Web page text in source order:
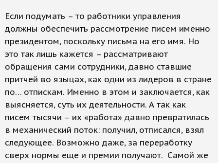
Если подумать – то работники управления
должны обеспечить рассмотрение писем именно
президентом, поскольку письма на его имя. Но
это так лишь кажется – рассматривают
обращения сами сотрудники, давно ставшие
притчей во языцах, как одни из лидеров в стране
по… отпискам. Именно в этом и заключается, как
выясняется, суть их деятельности. А так как
писем тысячи – их «работа» давно превратилась
в механический поток: получил, отписался, взял
следующее. Возможно даже, за переработку
сверх нормы еще и премии получают. Самой же